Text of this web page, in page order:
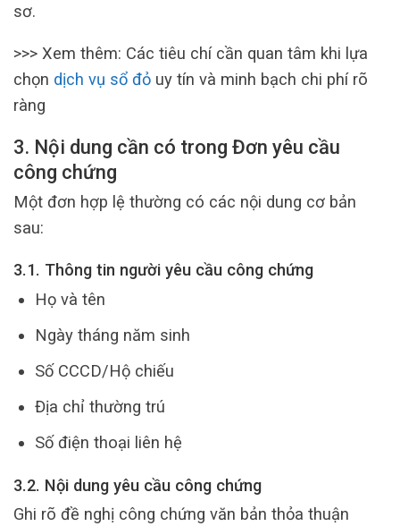
sơ.
>>> Xem thêm: Các tiêu chí cần quan tâm khi lựa
chọn dịch vụ sổ đỏ uy tín và minh bạch chi phí rõ
ràng
3. Nội dung cần có trong Đơn yêu cầu
công chứng
Một đơn hợp lệ thường có các nội dung cơ bản
sau:
3.1. Thông tin người yêu cầu công chứng
Họ và tên
Ngày tháng năm sinh
Số CCCD/Hộ chiếu
Địa chỉ thường trú
Số điện thoại liên hệ
3.2. Nội dung yêu cầu công chứng
Ghi rõ đề nghị công chứng văn bản thỏa thuận